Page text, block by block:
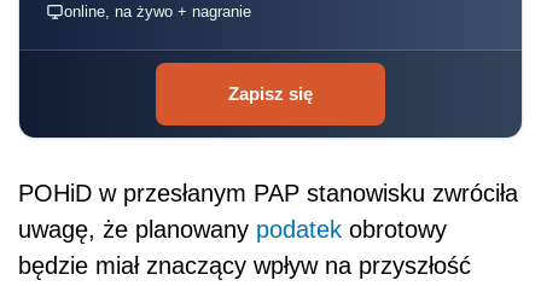
online, na żywo + nagranie
Zapisz się
POHiD w przesłanym PAP stanowisku zwróciła
uwagę, że planowany podatek obrotowy
będzie miał znaczący wpływ na przyszłość